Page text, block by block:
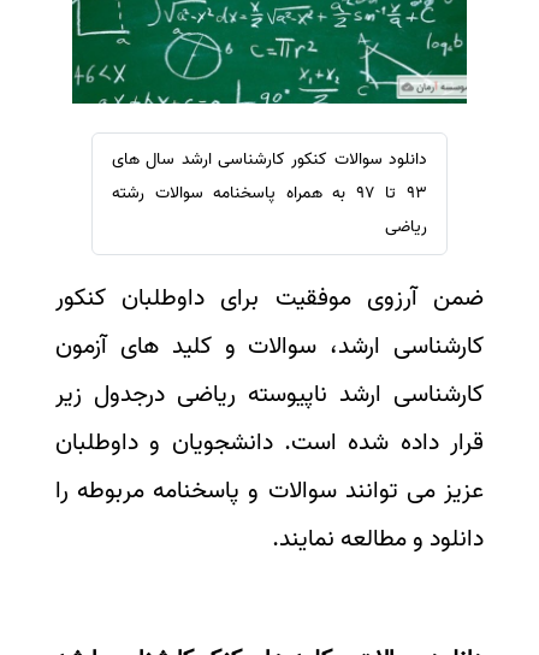
ترجمه عربی به فارسی
مشاهده همه زبان ها
سفارش ویرایش
سفارش پارافریز
سفارش فرمت‌بندی
سفارش کاهش کمیت
سفارش معرفی مجله
سفارش معرفی مقاله
سفارش معرفی کتاب
سفارش چکیده مبسوط
سفارش ترجمه مولتی‌مدیا
سفارش گویندگی
سفارش ترجمه همزمان
سفارش چکیده گرافیکی
سفارش تهیه کاورلتر
دانلود سوالات کنکور کارشناسی ارشد سال های
93 تا 97 به همراه پاسخنامه سوالات رشته
ریاضی
ضمن آرزوی موفقیت برای داوطلبان کنکور
کارشناسی ارشد، سوالات و کلید های آزمون
کارشناسی ارشد ناپیوسته ریاضی درجدول زیر
قرار داده شده است. دانشجویان و داوطلبان
عزیز می توانند سوالات و پاسخنامه مربوطه را
دانلود و مطالعه نمایند.